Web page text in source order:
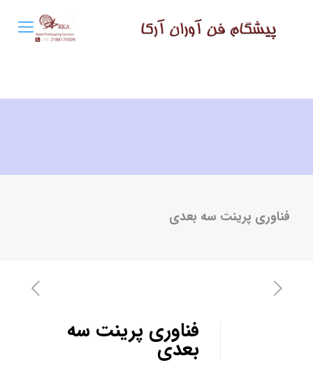
فناوری پرینت سه بعدی
فناوری پرینت سه
بعدی